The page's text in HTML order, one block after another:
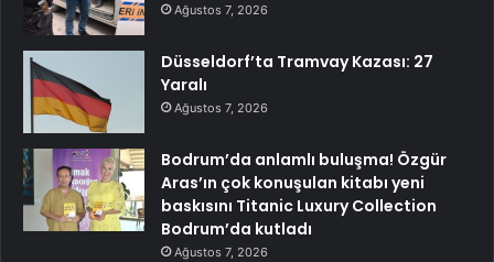
Ağustos 7, 2026
Düsseldorf’ta Tramvay Kazası: 27
Yaralı
Ağustos 7, 2026
Bodrum’da anlamlı buluşma! Özgür
Aras’ın çok konuşulan kitabı yeni
baskısını Titanic Luxury Collection
Bodrum’da kutladı
Ağustos 7, 2026